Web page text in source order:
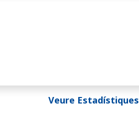
Veure Estadístiques